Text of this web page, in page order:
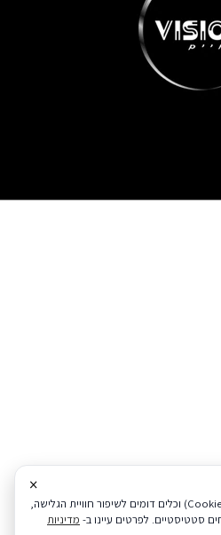
Coi בניית אתרים
×
באתר נעשה שימוש בעוגיות (Cookies) וכלים דומים לשיפור חוויית הגלישה,
סטטיסטיים. לפרטים עיינו ב- מדיניות